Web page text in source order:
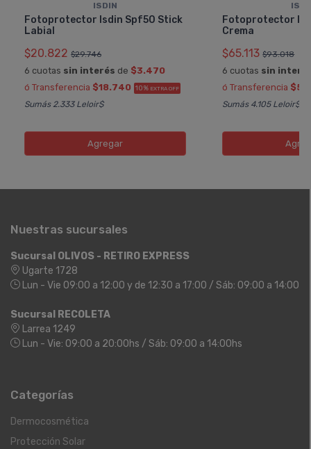
ISDIN
Fotoprotector Isdin Spf50 Stick
Labial
$20.822 $29.746
6 cuotas sin interés de $3.470
ó Transferencia $18.740 10% EXTRA OFF
Sumás 2.333 Leloir$
Agregar
Fotoprotector
Crema
$65.113 $93.018
6 cuotas sin
ó Transferencia
Sumás 4.105 Leloir$
Nuestras sucursales
Sucursal OLIVOS - RETIRO EXPRESS
Ugarte 1728
Lun - Vie 09:00 a 12:00 y de 12:30 a 17:00 / Sáb: 09:00 a 14:00
Sucursal RECOLETA
Larrea 1249
Lun - Vie: 09:00 a 20:00hs / Sáb: 09:00 a 14:00hs
Categorías
Dermocosmética
Protección Solar